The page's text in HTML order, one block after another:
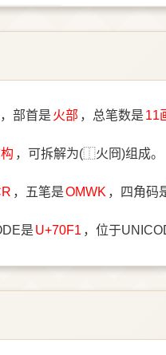
部首是 ⽕部 ，总笔数是 11
，可拆解为(⿰火冏)组成。
，五笔是OMWK ，四角码
是 U+70F1 ，位于